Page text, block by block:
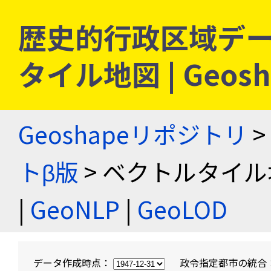
歴史的行政区域デ
タイル地図 |
Geoshapeリポジトリ >
トβ版 > ベクトルタイ
| GeoNLP | GeoLOD
データ作成時点： 政令指定都市の統